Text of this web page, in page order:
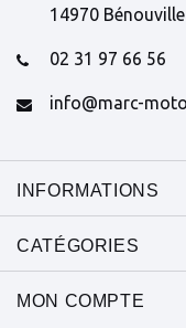
14970 Bénouville
02 31 97 66 56
info@marc-
INFORMATIONS
CATÉGORIES
MON COMPTE